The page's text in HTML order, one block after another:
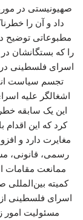
صهیونیستی در
داد و آن را
مطبوعاتی توضیح
را که بستگانشان
اسرای فلسطینی در
تجسم سیاست
اشغالگر علیه
این یک سابقه
کرد که این
مغایرت دارد و
رسمی، قانونی،
ممانعت مقامات